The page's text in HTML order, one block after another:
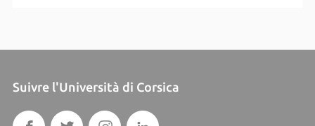
Suivre l'Università di Corsica